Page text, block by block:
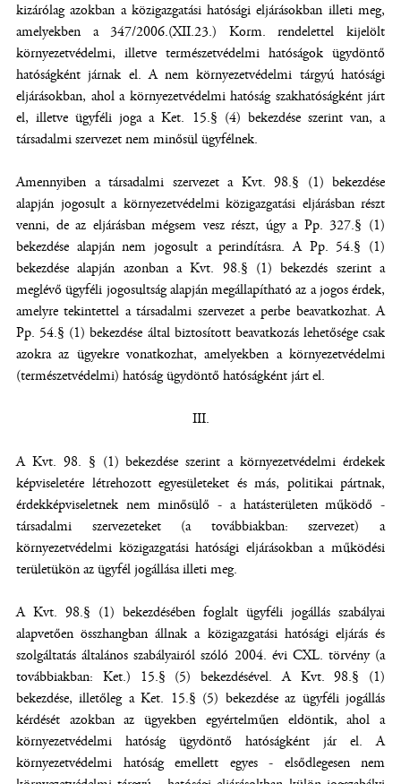
kizárólag azokban a közigazgatási hatósági eljárásokban illeti meg,
amelyekben a 347/2006.(XII.23.) Korm. rendelettel kijelölt
környezetvédelmi, illetve természetvédelmi hatóságok ügydöntő
hatóságként járnak el. A nem környezetvédelmi tárgyú hatósági
eljárásokban, ahol a környezetvédelmi hatóság szakhatóságként járt
el, illetve ügyféli joga a Ket. 15.§ (4) bekezdése szerint van, a
társadalmi szervezet nem minősül ügyfélnek.
Amennyiben a társadalmi szervezet a Kvt. 98.§ (1) bekezdése
alapján jogosult a környezetvédelmi közigazgatási eljárásban részt
venni, de az eljárásban mégsem vesz részt, úgy a Pp. 327.§ (1)
bekezdése alapján nem jogosult a perindításra. A Pp. 54.§ (1)
bekezdése alapján azonban a Kvt. 98.§ (1) bekezdés szerint a
meglévő ügyféli jogosultság alapján megállapítható az a jogos érdek,
amelyre tekintettel a társadalmi szervezet a perbe beavatkozhat. A
Pp. 54.§ (1) bekezdése által biztosított beavatkozás lehetősége csak
azokra az ügyekre vonatkozhat, amelyekben a környezetvédelmi
(természetvédelmi) hatóság ügydöntő hatóságként járt el.
III.
A Kvt. 98. § (1) bekezdése szerint a környezetvédelmi érdekek
képviseletére létrehozott egyesületeket és más, politikai pártnak,
érdekképviseletnek nem minősülő - a hatásterületen működő -
társadalmi szervezeteket (a továbbiakban: szervezet) a
környezetvédelmi közigazgatási hatósági eljárásokban a működési
területükön az ügyfél jogállása illeti meg.
A Kvt. 98.§ (1) bekezdésében foglalt ügyféli jogállás szabályai
alapvetően összhangban állnak a közigazgatási hatósági eljárás és
szolgáltatás általános szabályairól szóló 2004. évi CXL. törvény (a
továbbiakban: Ket.) 15.§ (5) bekezdésével. A Kvt. 98.§ (1)
bekezdése, illetőleg a Ket. 15.§ (5) bekezdése az ügyféli jogállás
kérdését azokban az ügyekben egyértelműen eldöntik, ahol a
környezetvédelmi hatóság ügydöntő hatóságként jár el. A
környezetvédelmi hatóság emellett egyes - elsődlegesen nem